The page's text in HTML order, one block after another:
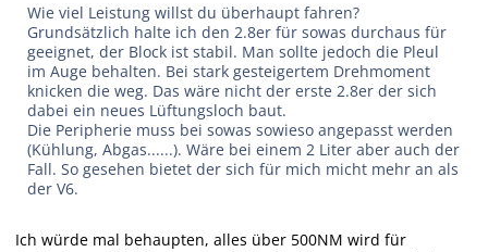
Wie viel Leistung willst du überhaupt fahren?
Grundsätzlich halte ich den 2.8er für sowas durchaus für
geeignet, der Block ist stabil. Man sollte jedoch die Pleul
im Auge behalten. Bei stark gesteigertem Drehmoment
knicken die weg. Das wäre nicht der erste 2.8er der sich
dabei ein neues Lüftungsloch baut.
Die Peripherie muss bei sowas sowieso angepasst werden
(Kühlung, Abgas......). Wäre bei einem 2 Liter aber auch der
Fall. So gesehen bietet der sich für mich micht mehr an als
der V6.
Ich würde mal behaupten, alles über 500NM wird für